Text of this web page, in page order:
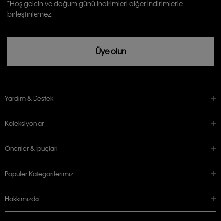
rızam vardır
*Hoş geldin ve doğum günü indirimleri diğer indirimlerle
birleştirilemez.
Üye olun
Yardım & Destek
Koleksiyonlar
Öneriler & İpuçları
Popüler Kategorilerimiz
Hakkımızda